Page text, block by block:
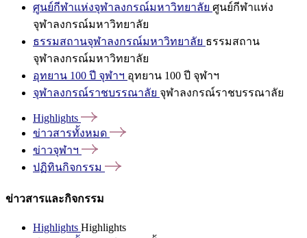
ศูนย์กีฬาแห่งจุฬาลงกรณ์มหาวิทยาลัย ศูนย์กีฬาแห่ง
จุฬาลงกรณ์มหาวิทยาลัย
ธรรมสถานจุฬาลงกรณ์มหาวิทยาลัย ธรรมสถาน
จุฬาลงกรณ์มหาวิทยาลัย
อุทยาน 100 ปี จุฬาฯ อุทยาน 100 ปี จุฬาฯ
จุฬาลงกรณ์ราชบรรณาลัย จุฬาลงกรณ์ราชบรรณาลัย
Highlights
ข่าวสารทั้งหมด
ข่าวจุฬาฯ
ปฏิทินกิจกรรม
ข่าวสารและกิจกรรม
Highlights Highlights